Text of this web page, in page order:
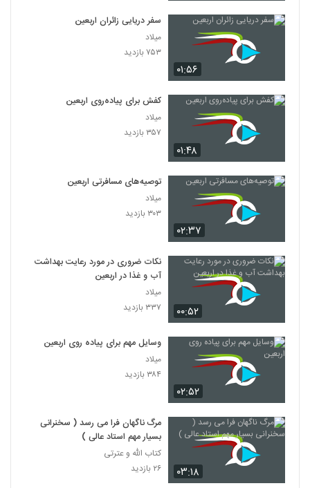
۰۱:۵۶
سفر دریایی زائران اربعین
میلاد
۷۵۳ بازدید
۰۱:۴۸
کفش برای پیاده‌روی اربعین
میلاد
۳۵۷ بازدید
۰۲:۳۷
توصیه‌های مسافرتی اربعین
میلاد
۳۰۳ بازدید
۰۰:۵۲
نکات ضروری در مورد رعایت بهداشت
آب‌ و غذا در اربعین
میلاد
۳۳۷ بازدید
۰۲:۵۲
وسایل مهم برای پیاده روی اربعین
میلاد
۳۸۴ بازدید
۰۳:۱۸
مرگ ناگهان فرا می رسد ( سخنرانی
بسیار مهم استاد عالی )
کتاب الله و عترتی
۲۶ بازدید